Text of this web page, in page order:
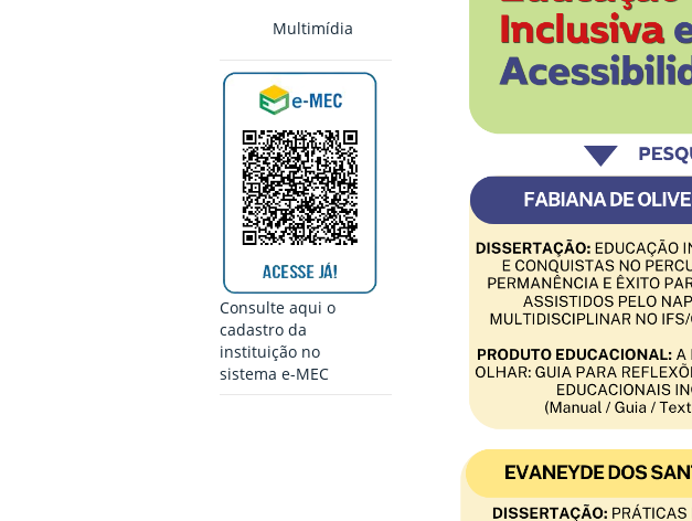
Multimídia
Consulte aqui o
cadastro da
instituição no
sistema e-MEC